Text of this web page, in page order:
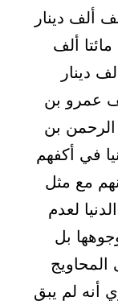
ألف دينار
ألف
دينار
عمرو بن
الرحمن بن
في أكفهم
مع مثل
لعدم
بل
أنه لم يبق